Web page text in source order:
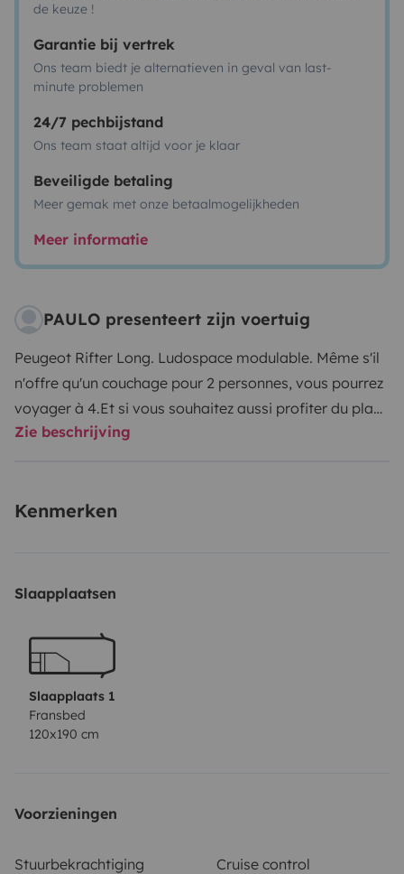
de keuze !
Garantie bij vertrek
Ons team biedt je alternatieven in geval van last-
minute problemen
24/7 pechbijstand
Ons team staat altijd voor je klaar
Beveiligde betaling
Meer gemak met onze betaalmogelijkheden
Meer informatie
PAULO presenteert zijn voertuig
Peugeot Rifter Long. Ludospace modulable. Même s'il
n'offre qu'un couchage pour 2 personnes, vous pourrez
voyager à 4.Et si vous souhaitez aussi profiter du plan
table pour les repas, 3 personnes maxi peuvent être à
à l'abri.C'est un véhicule qui de série propose jusqu'à 7
places.
Version très bien équipée. Me contacter pour
l'équipement couchage.
Zie beschrijving
Kenmerken
Slaapplaatsen
Slaapplaats 1
Fransbed
120x190 cm
Voorzieningen
Stuurbekrachtiging
Cruise control